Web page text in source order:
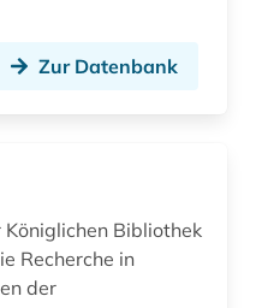
(1)
Zur Datenbank
Bibliothek
Recherche in
der